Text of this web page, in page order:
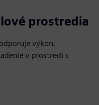
prostredia
výkon,
v prostredí s